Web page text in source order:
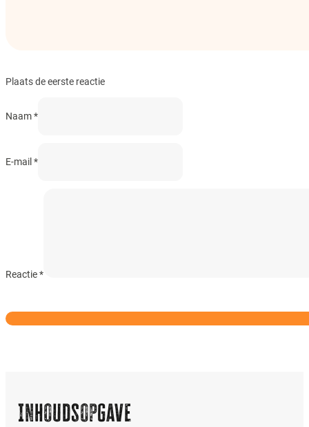
Plaats de eerste reactie
Naam *
E-mail *
Reactie*
Inhoudsopgave